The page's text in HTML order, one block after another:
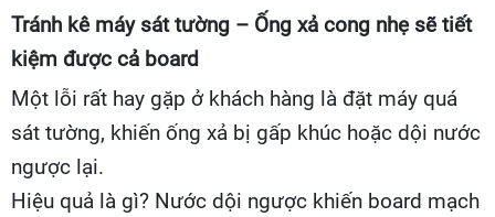
Tránh kê máy sát tường – Ống xả cong nhẹ sẽ tiết
kiệm được cả board
Một lỗi rất hay gặp ở khách hàng là đặt máy quá
sát tường, khiến ống xả bị gấp khúc hoặc dội nước
ngược lại.
Hiệu quả là gì? Nước dội ngược khiến board mạch